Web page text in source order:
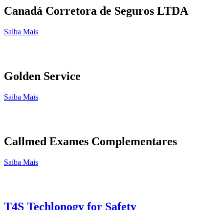
Canadá Corretora de Seguros LTDA
Saiba Mais
Golden Service
Saiba Mais
Callmed Exames Complementares
Saiba Mais
T4S Techlonogy for Safety